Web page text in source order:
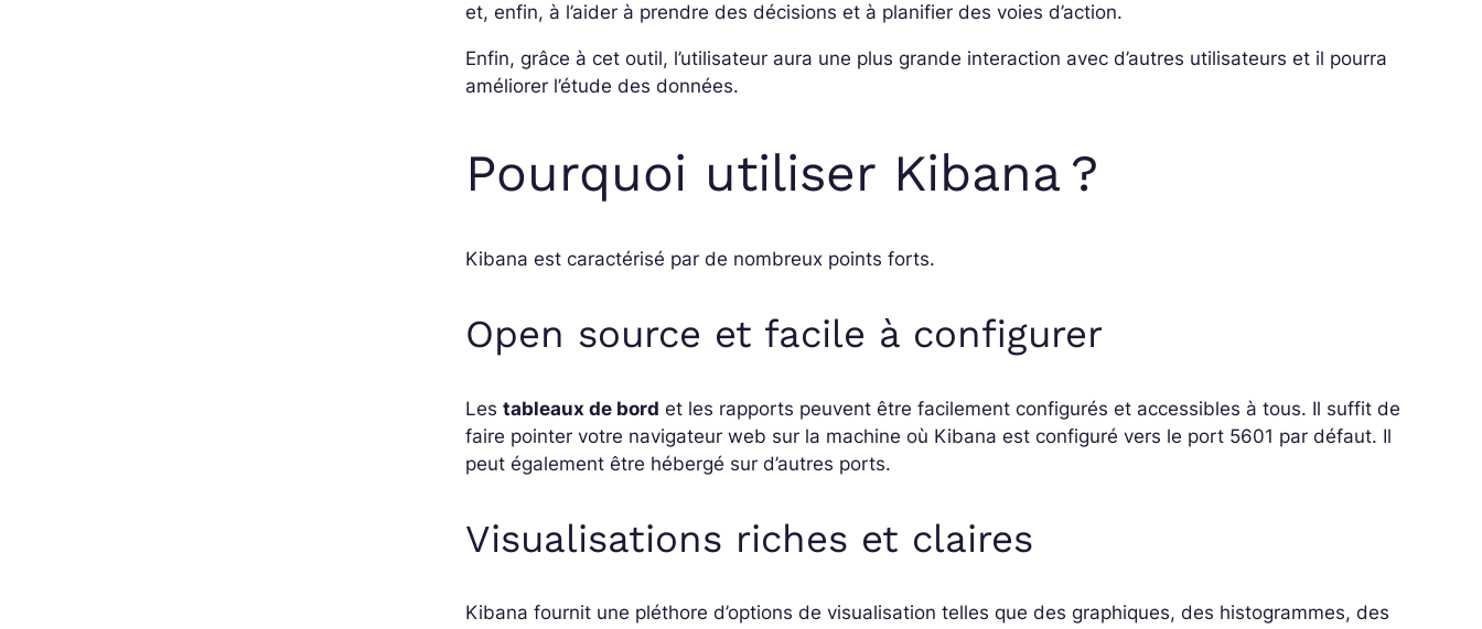
et, enfin, à l’aider à prendre des décisions et à planifier des voies d’action.
Enfin, grâce à cet outil, l’utilisateur aura une plus grande interaction avec d’autres utilisateurs et il pourra
améliorer l’étude des données.
Pourquoi utiliser Kibana ?
Kibana est caractérisé par de nombreux points forts.
Open source et facile à configurer
Lestableaux de bord et les rapports peuvent être facilement configurés et accessibles à tous. Il suffit de
faire pointer votre navigateur web sur la machine où Kibana est configuré vers le port 5601 par défaut. Il
peut également être hébergé sur d’autres ports.
Visualisations riches et claires
Kibana fournit une pléthore d’options de visualisation telles que des graphiques, des histogrammes, des